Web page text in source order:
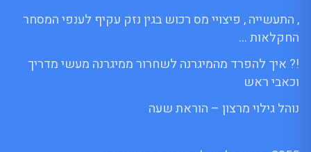
, התעשייה , פיצויי מס רכוש בגין נזק עקיף לענפי המסחר
החקלאות …
!? איך להפרד מהמיגרנה לשחרור ממיגרנה מעשי מדריך
וכאבי ראש
נוהל גילוי מרצון – הוראת שעה